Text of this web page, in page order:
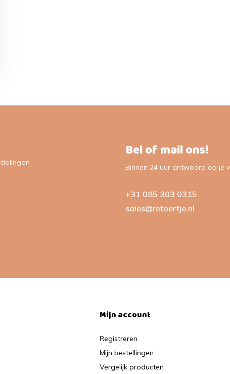
Bel of mail ons!
Binnen 24 uur antwoord op je
+31 085 303 0315
sales@retoertje.nl
Mijn account
Registreren
Mijn bestellingen
Vergelijk producten